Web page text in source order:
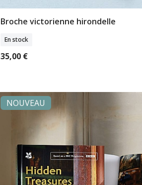
Ajouter Au Panier
Broche victorienne hirondelle
En stock
35,00 €
NOUVEAU